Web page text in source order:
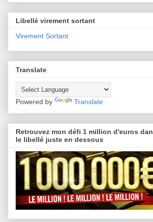
Libellé virement sortant
Virement Sortant
Translate
Powered by Translate
Retrouvez mon défi 1 million d'euros
le libellé juste en dessous